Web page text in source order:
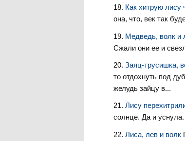
Как хитрую лису
она, что, век так
Медведь, волк и
Сжали они ее и
Заяц-трусишка,
то отдохнуть под
желудь зайцу в...
Лису
солнце. Да и
Лиса, лев и волк